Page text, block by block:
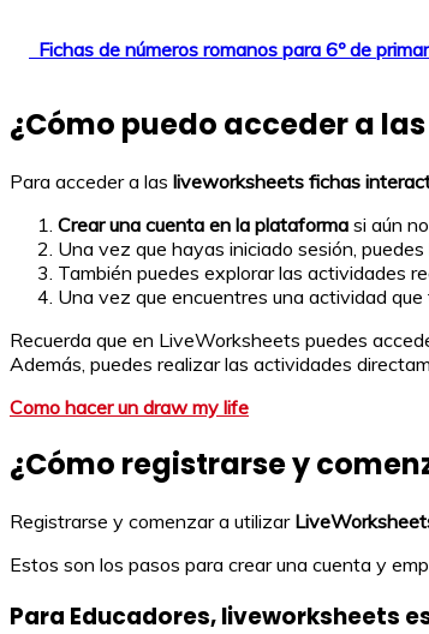
Fichas de números romanos para 6º de
¿Cómo puedo acceder a las
Para acceder a las liveworksheets fichas
Crear una cuenta en la plataforma si aún
Una vez que hayas iniciado sesión,
También puedes explorar las actividades
Una vez que encuentres una actividad
Recuerda que en LiveWorksheets puedes
Además, puedes realizar las actividades
Como hacer un draw my life
¿Cómo registrarse y
Registrarse y comenzar a utilizar
Estos son los pasos para crear una cuenta y
Para Educadores, liveworksheets